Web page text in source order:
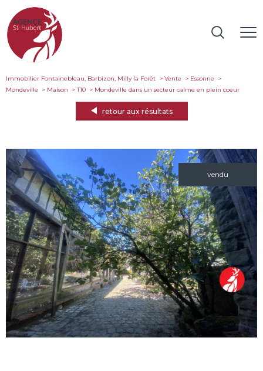
Immobilier Fontainebleau, Barbizon, Milly la Forêt Vente
Essonne
Mondeville
Maison T10 mondeville dans un secteur calme en plein coeur
retour aux résultats
vendu